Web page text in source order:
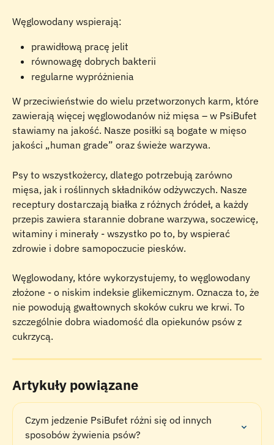
Węglowodany wspierają:
prawidłową pracę jelit
równowagę dobrych bakterii
regularne wypróżnienia
W przeciwieństwie do wielu przetworzonych karm, które
zawierają więcej węglowodanów niż mięsa – w PsiBufet
stawiamy na jakość. Nasze posiłki są bogate w mięso
jakości „human grade” oraz świeże warzywa.
Psy to wszystkożercy, dlatego potrzebują zarówno
mięsa, jak i roślinnych składników odżywczych. Nasze
receptury dostarczają białka z różnych źródeł, a każdy
przepis zawiera starannie dobrane warzywa, soczewicę,
witaminy i minerały - wszystko po to, by wspierać
zdrowie i dobre samopoczucie piesków.
Węglowodany, które wykorzystujemy, to węglowodany
złożone - o niskim indeksie glikemicznym. Oznacza to, że
nie powodują gwałtownych skoków cukru we krwi. To
szczególnie dobra wiadomość dla opiekunów psów z
cukrzycą.
Artykuły powiązane
Czym jedzenie PsiBufet różni się od innych
sposobów żywienia psów?